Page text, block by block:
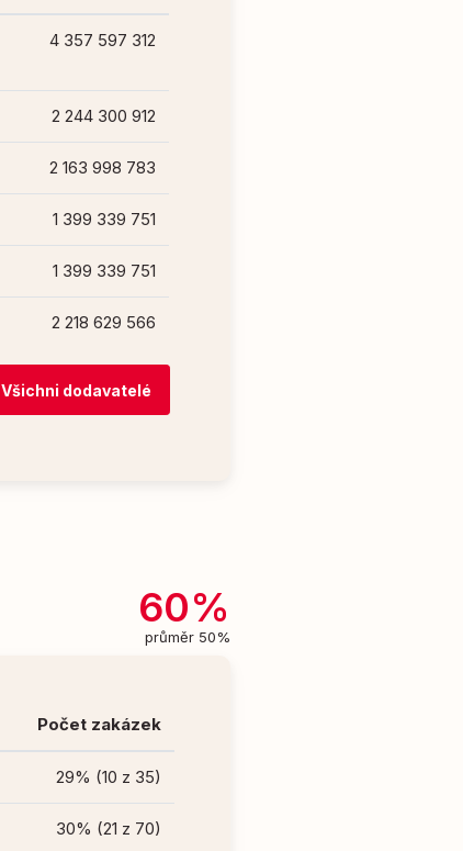
4 357 597 312
2 244 300 912
2 163 998 783
1 399 339 751
1 399 339 751
2 218 629 566
Všichni dodavatelé
60%
průměr 50%
Počet zakázek
29% (10 z 35)
30% (21 z 70)